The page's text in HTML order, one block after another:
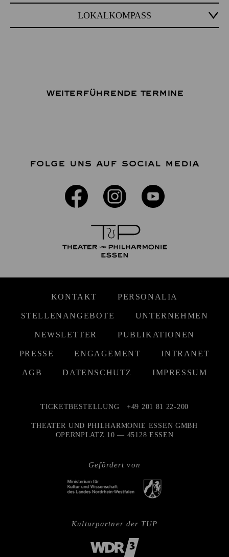
LOKALKOMPASS
Weiterführende Termine
FOLGE UNS AUF SOCIAL MEDIA
KONTAKT PERSONALIA
STELLENANGEBOTE UNTERNEHMEN
NEWSLETTER PUBLIKATIONEN
PRESSE ENGAGEMENT INTRANET
AGB DATENSCHUTZ IMPRESSUM
Gefördert von
TICKETBESTELLUNG +49 201 81 22-200
THEATER UND PHILHARMONIE ESSEN GMBH
OPERNPLATZ 10 — 45128 ESSEN
Kulturpartner der TUP